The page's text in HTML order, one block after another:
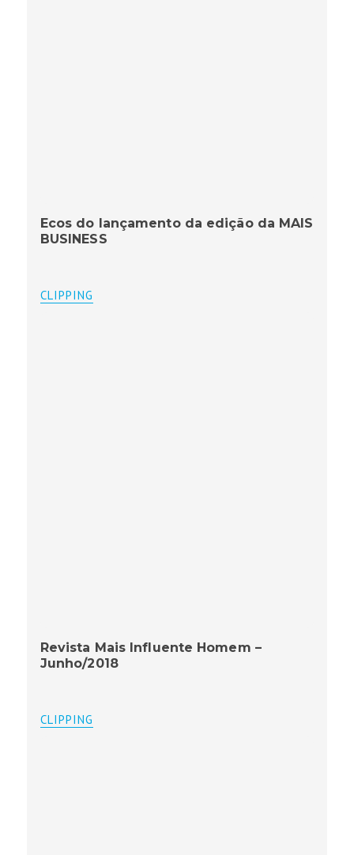
Ecos do lançamento da edição da MAIS
BUSINESS
CLIPPING
Revista Mais Influente Homem –
Junho/2018
CLIPPING